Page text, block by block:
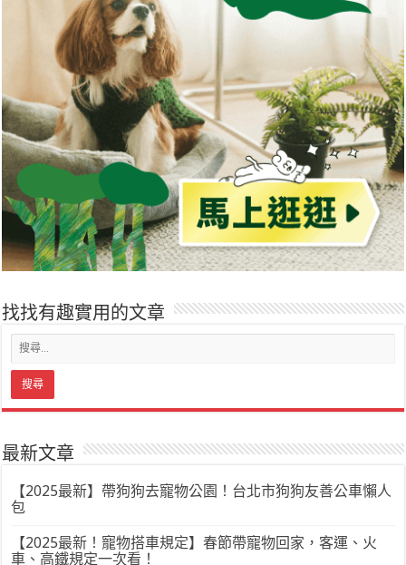
找找有趣實用的文章
最新文章
【2025最新】帶狗狗去寵物公園！台北市狗狗友善公車懶人
包
【2025最新！寵物搭車規定】春節帶寵物回家，客運、火
車、高鐵規定一次看！